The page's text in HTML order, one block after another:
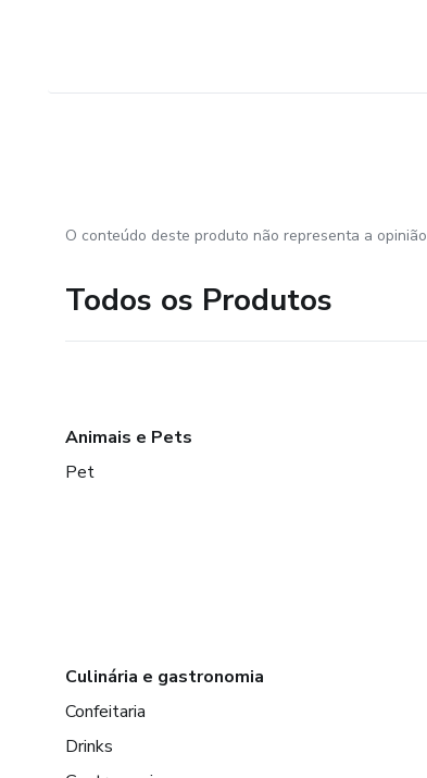
O conteúdo deste produto não representa a
Todos os Produtos
Animais e Pets
Pet
Culinária e gastronomia
Confeitaria
Drinks